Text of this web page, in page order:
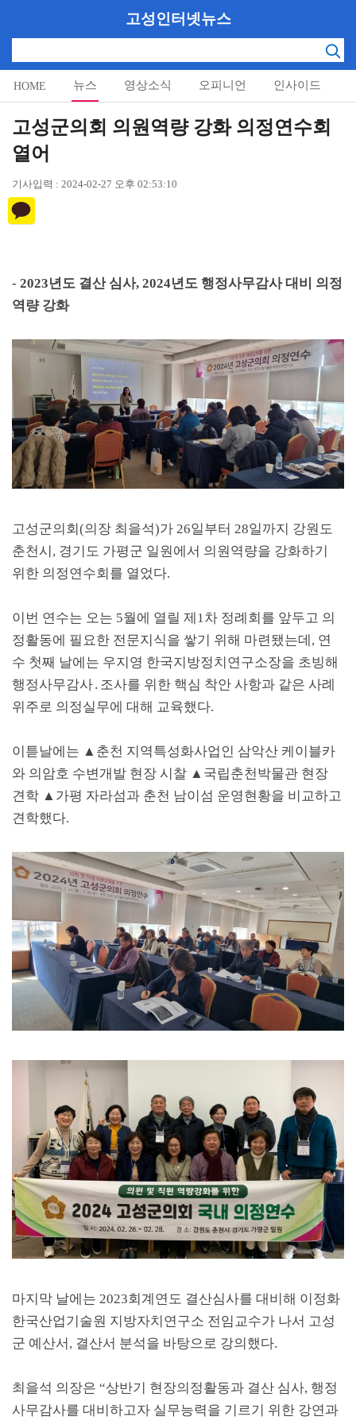
고성인터넷뉴스
HOME 뉴스 영상소식 오피니언 인사이드
알림마당
고성군의회 의원역량 강화 의정연수회
열어
기사입력 : 2024-02-27 오후 02:53:10
- 2023년도 결산 심사, 2024년도 행정사무감사 대비 의정
역량 강화
고성군의회(의장 최을석)가 26일부터 28일까지 강원도
춘천시 , 경기도 가평군 일원에서 의원역량을 강화하기
위한 의정연수회를 열었다.
이번 연수는 오는 5월에 열릴 제 1차 정례회를 앞두고 의
정활동에 필요한 전문지식을 쌓기 위해 마련됐는데 , 연
수 첫째 날에는 우지영 한국지방정치연구소장을 초빙해
행정사무감사․ 조사를 위한 핵심 착안 사항과 같은 사례
위주로 의정실무에 대해 교육했다.
이튿날에는 ▲ 춘천 지역특성화사업인 삼악산 케이블카
와 의암호 수변개발 현장 시찰 ▲ 국립춘천박물관 현장
견학 ▲ 가평 자라섬과 춘천 남이섬 운영현황을 비교하고
견학했다.
마지막 날에는 2023회계연도 결산심사를 대비해 이정화
한국산업기술원 지방자치연구소 전임교수가 나서 고성
군 예산서 , 결산서 분석을 바탕으로 강의했다.
최을석 의장은 “상반기 현장의정활동과 결산 심사, 행정
사무감사를 대비하고자 실무능력을 기르기 위한 강연과